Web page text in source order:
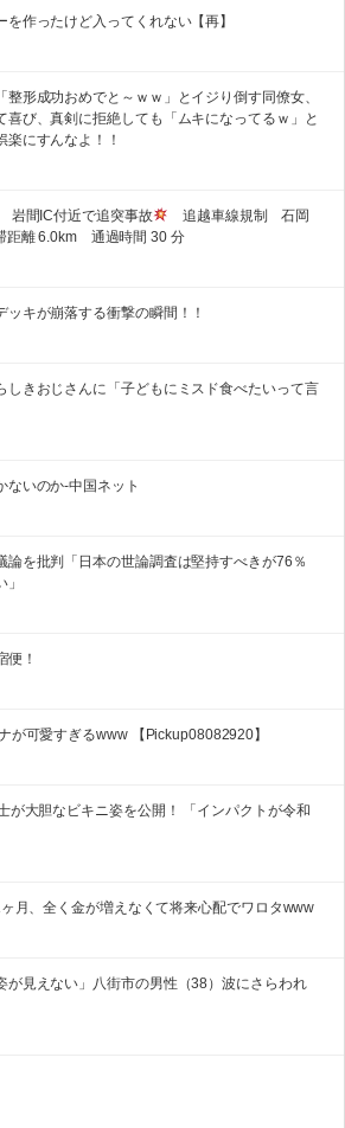
作ったけど入ってくれない【再】
形成功おめでと～ｗｗ」とイジり倒す同僚女、
喜び、真剣に拒絶しても「ムキになってるｗ」と
にすんなよ！！
岩間IC付近で追突事故
追越車線規制 石岡
距離 6.0km 通過時間 30 分
キが崩落する衝撃の瞬間！！
しきおじさんに「子どもにミスド食べたいって言
ないのか-中国ネット
論を批判「日本の世論調査は堅持すべきが76％
便！
が可愛すぎるwww 【Pickup08082920】
が大胆なビキニ姿を公開！ 「インパクトが令和
ヶ月、全く金が増えなくて将来心配でワロタwww
が見えない」八街市の男性（38）波にさらわれ